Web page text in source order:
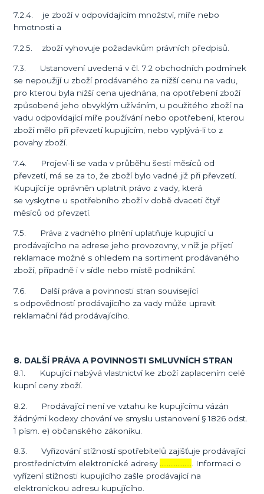
7.2.4. je zboží v odpovídajícím množství, míře nebo
hmotnosti a
7.2.5. zboží vyhovuje požadavkům právních předpisů.
7.3. Ustanovení uvedená v čl. 7.2 obchodních podmínek
se nepoužijí u zboží prodávaného za nižší cenu na vadu,
pro kterou byla nižší cena ujednána, na opotřebení zboží
způsobené jeho obvyklým užíváním, u použitého zboží na
vadu odpovídající míře používání nebo opotřebení, kterou
zboží mělo při převzetí kupujícím, nebo vyplývá-li to z
povahy zboží.
7.4. Projeví-li se vada v průběhu šesti měsíců od
převzetí, má se za to, že zboží bylo vadné již při převzetí.
Kupující je oprávněn uplatnit právo z vady, která
se vyskytne u spotřebního zboží v době dvaceti čtyř
měsíců od převzetí.
7.5. Práva z vadného plnění uplatňuje kupující u
prodávajícího na adrese jeho provozovny, v níž je přijetí
reklamace možné s ohledem na sortiment prodávaného
zboží, případně i v sídle nebo místě podnikání.
7.6. Další práva a povinnosti stran související
s odpovědností prodávajícího za vady může upravit
reklamační řád prodávajícího.
8. DALŠÍ PRÁVA A POVINNOSTI SMLUVNÍCH STRAN
8.1. Kupující nabývá vlastnictví ke zboží zaplacením celé
kupní ceny zboží.
8.2. Prodávající není ve vztahu ke kupujícímu vázán
žádnými kodexy chování ve smyslu ustanovení § 1826 odst.
1 písm. e) občanského zákoníku.
8.3. Vyřizování stížností spotřebitelů zajišťuje prodávající
prostřednictvím elektronické adresy
. Informaci o
vyřízení stížnosti kupujícího zašle prodávající na
elektronickou adresu kupujícího.